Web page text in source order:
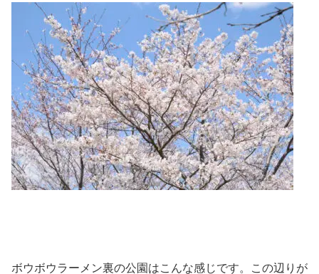
ボウボウラーメン裏の公園はこんな感じです。この辺りが